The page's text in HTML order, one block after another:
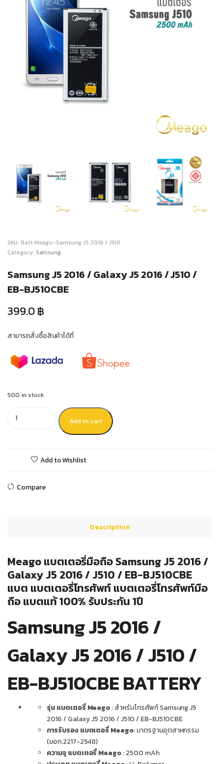
SKU: Batt Meago-Samsung J5 2016 / J510
Category: Samsung
Samsung J5 2016 / Galaxy J5 2016 / J510 /
EB-BJ510CBE
399.0฿
สามารถสั่งซื้อสินค้าได้ที่
500 in stock
Add to cart
Add to Wishlist
Compare
Description
Meago แบตเตอรี่มือถือ Samsung J5 2016 /
Galaxy J5 2016 / J510 / EB-BJ510CBE
แบต แบตเตอรี่โทรศัพท์ แบตเตอรี่โทรศัพท์มือ
ถือ แบตแท้ 100% รับประกัน 1ปี
Samsung J5 2016 /
Galaxy J5 2016 / J510 /
EB-BJ510CBE BATTERY
รุ่น แบตเตอรี่ Meago: สำหรับโทรศัพท์ Samsung J5
2016 / Galaxy J5 2016 / J510 / EB-BJ510CBE
การรับรอง แบตเตอรี่ Meago: มาตรฐานอุตสาหกรรม
(มอก.2217-2548)
ความจุ แบตเตอรี่ Meago: 2500 mAh